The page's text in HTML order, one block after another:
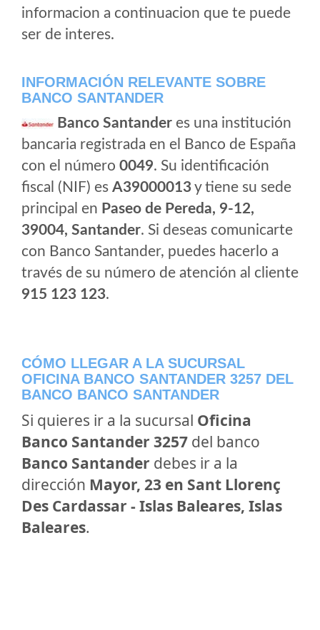
informacion a continuacion que te puede
ser de interes.
INFORMACIÓN RELEVANTE SOBRE
BANCO SANTANDER
Banco Santander es una institución
bancaria registrada en el Banco de España
con el número 0049. Su identificación
fiscal (NIF) es A39000013y tiene su sede
principal en Paseo de Pereda, 9-12,
39004, Santander. Si deseas comunicarte
con Banco Santander, puedes hacerlo a
través de su número de atención al cliente
915 123 123.
CÓMO LLEGAR A LA SUCURSAL
OFICINA BANCO SANTANDER 3257 DEL
BANCO BANCO SANTANDER
Si quieres ir a la sucursal Oficina
Banco Santander 3257 del banco
Banco Santander debes ir a la
dirección Mayor, 23 en Sant Llorenç
Des Cardassar - Islas Baleares, Islas
Baleares.